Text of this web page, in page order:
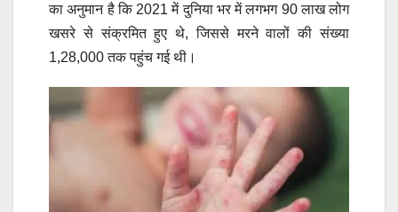
का अनुमान है कि 2021 में दुनिया भर में लगभग 90 लाख लोग
खसरे से संक्रमित हुए थे, जिससे मरने वालों की संख्या
1,28,000 तक पहुंच गई थी।